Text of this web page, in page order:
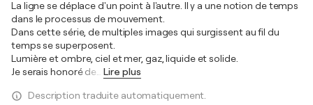
La ligne se déplace d'un point à l'autre. Il y a une notion de temps
dans le processus de mouvement.
Dans cette série, de multiples images qui surgissent au fil du
temps se superposent.
Lumière et ombre, ciel et mer, gaz, liquide et solide.
Je serais honoré de
Lire plus
Description traduite automatiquement.